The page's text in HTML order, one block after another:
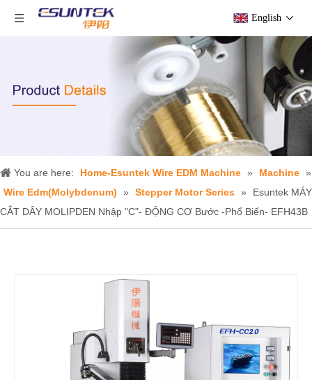
English
You are here: Home-Esuntek Wire EDM Machine » Machine »
Wire Edm(Molybdenum)
» Stepper Motor Series »
Esuntek MÁY
CẮT DÂY MOLIPDEN Nhập "C"- ĐỘNG CƠ Bước -Phổ Biến- EFH43B